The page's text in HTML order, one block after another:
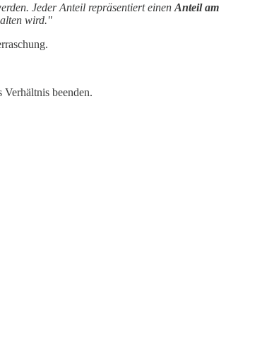
Jeder Anteil repräsentiert einen Anteil am
wird."
beenden.